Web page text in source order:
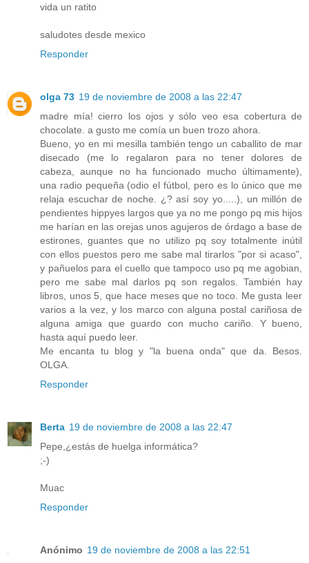
vida un ratito
saludotes desde mexico
Responder
olga 73 19 de noviembre de 2008 a las 22:47
madre mía! cierro los ojos y sólo veo esa cobertura de
chocolate. a gusto me comía un buen trozo ahora.
Bueno, yo en mi mesilla también tengo un caballito de mar
disecado (me lo regalaron para no tener dolores de
cabeza, aunque no ha funcionado mucho últimamente),
una radio pequeña (odio el fútbol, pero es lo único que me
relaja escuchar de noche. ¿? así soy yo.....), un millón de
pendientes hippyes largos que ya no me pongo pq mis hijos
me harían en las orejas unos agujeros de órdago a base de
estirones, guantes que no utilizo pq soy totalmente inútil
con ellos puestos pero me sabe mal tirarlos "por si acaso",
y pañuelos para el cuello que tampoco uso pq me agobian,
pero me sabe mal darlos pq son regalos. También hay
libros, unos 5, que hace meses que no toco. Me gusta leer
varios a la vez, y los marco con alguna postal cariñosa de
alguna amiga que guardo con mucho cariño. Y bueno,
hasta aquí puedo leer.
Me encanta tu blog y "la buena onda" que da. Besos.
OLGA.
Responder
Berta 19 de noviembre de 2008 a las 22:47
Pepe,¿estás de huelga informática?
;-)
Muac
Responder
Anónimo 19 de noviembre de 2008 a las 22:51